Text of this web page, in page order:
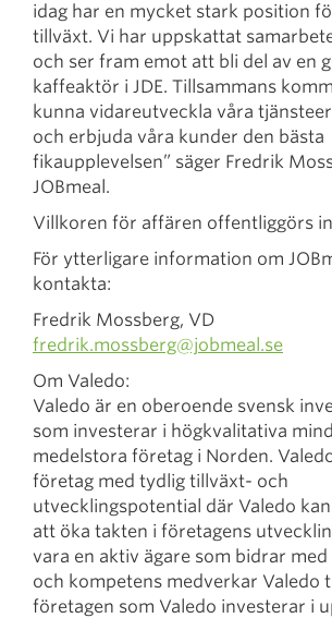
idag har en mycket stark position
tillväxt. Vi har uppskattat
och ser fram emot att bli del av en
kaffeaktör i JDE. Tillsammans
kunna vidareutveckla våra
och erbjuda våra kunder den bästa
fikaupplevelsen” säger Fredrik
JOBmeal.
Villkoren för affären offentliggörs
För ytterligare information om
kontakta:
Fredrik Mossberg, VD
fredrik.mossberg@jobmeal.se
Om Valedo:
Valedo är en oberoende svensk
som investerar i högkvalitativa
medelstora företag i Norden.
företag med tydlig tillväxt- och
utvecklingspotential där Valedo
att öka takten i företagens
vara en aktiv ägare som bidrar med
och kompetens medverkar Valedo
företagen som Valedo investerar i